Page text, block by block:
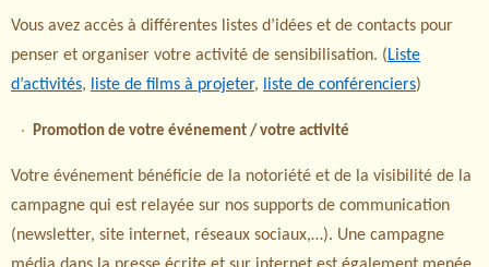
Vous avez accès à différentes listes d’idées et de contacts pour
penser et organiser votre activité de sensibilisation. (Liste
d’activités, liste de films à projeter, liste de conférenciers)
Promotion de votre événement / votre activité
Votre événement bénéficie de la notoriété et de la visibilité de la
campagne qui est relayée sur nos supports de communication
(newsletter, site internet, réseaux sociaux,…). Une campagne